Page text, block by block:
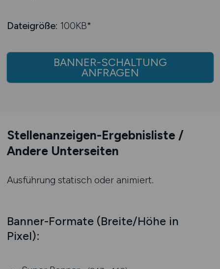
Dateigröße: 100KB*
BANNER-SCHALTUNG
ANFRAGEN
Stellenanzeigen-Ergebnisliste /
Andere Unterseiten
Ausführung statisch oder animiert.
Banner-Formate (Breite/Höhe in
Pixel):